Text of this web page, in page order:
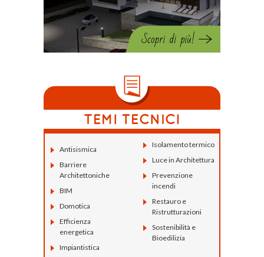
Antisismica
Barriere
Architettoniche
BIM
Domotica
Efficienza
energetica
Impiantistica
Isolamento termico
Luce in Architettura
Prevenzione
incendi
Restauro e
Ristrutturazioni
Sostenibilità e
Bioedilizia